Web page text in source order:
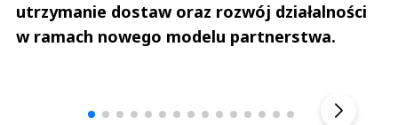
utrzymanie dostaw oraz rozwój działalności
w ramach nowego modelu partnerstwa.